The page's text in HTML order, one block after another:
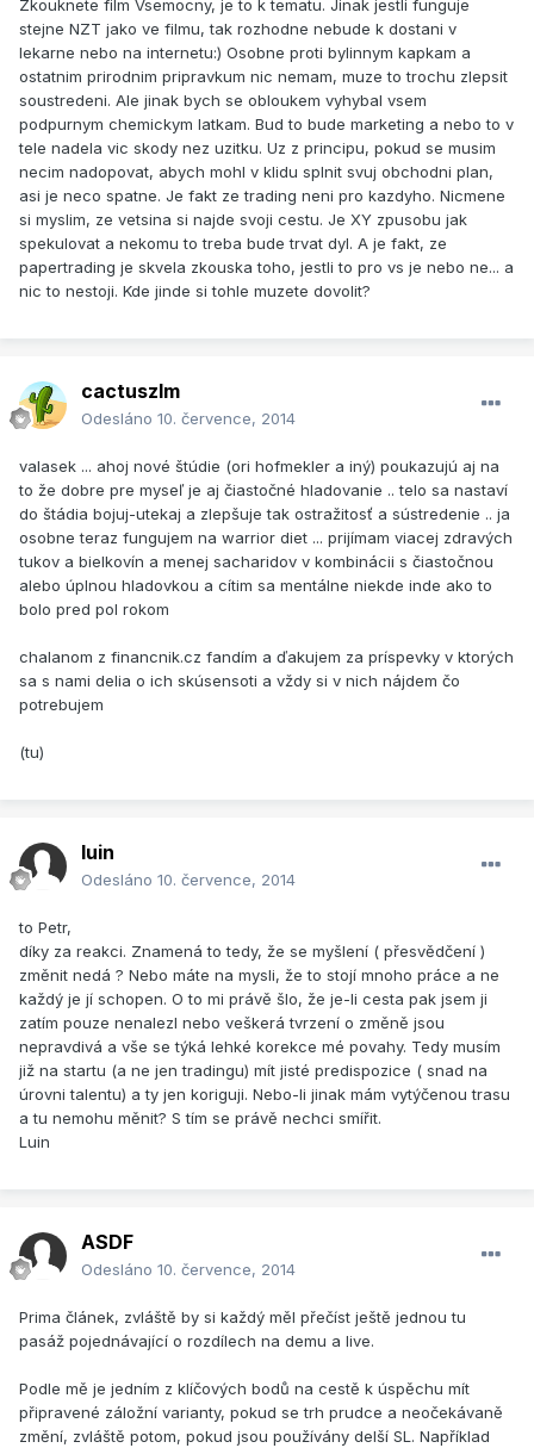
Zkouknete film Vsemocny, je to k tematu. Jinak jestli funguje
stejne NZT jako ve filmu, tak rozhodne nebude k dostani v
lekarne nebo na internetu:) Osobne proti bylinnym kapkam a
ostatnim prirodnim pripravkum nic nemam, muze to trochu zlepsit
soustredeni. Ale jinak bych se obloukem vyhybal vsem
podpurnym chemickym latkam. Bud to bude marketing a nebo to v
tele nadela vic skody nez uzitku. Uz z principu, pokud se musim
necim nadopovat, abych mohl v klidu splnit svuj obchodni plan,
asi je neco spatne. Je fakt ze trading neni pro kazdyho. Nicmene
si myslim, ze vetsina si najde svoji cestu. Je XY zpusobu jak
spekulovat a nekomu to treba bude trvat dyl. A je fakt, ze
papertrading je skvela zkouska toho, jestli to pro vs je nebo ne... a
nic to nestoji. Kde jinde si tohle muzete dovolit?
cactuszlm
Odesláno 10. července, 2014
valasek ... ahoj nové štúdie (ori hofmekler a iný) poukazujú aj na
to že dobre pre myseľ je aj čiastočné hladovanie .. telo sa nastaví
do štádia bojuj-utekaj a zlepšuje tak ostražitosť a sústredenie .. ja
osobne teraz fungujem na warrior diet ... prijímam viacej zdravých
tukov a bielkovín a menej sacharidov v kombinácii s čiastočnou
alebo úplnou hladovkou a cítim sa mentálne niekde inde ako to
bolo pred pol rokom
chalanom z financnik.cz fandím a ďakujem za príspevky v ktorých
sa s nami delia o ich skúsensoti a vždy si v nich nájdem čo
potrebujem
(tu)
luin
Odesláno 10. července, 2014
to Petr,
díky za reakci. Znamená to tedy, že se myšlení ( přesvědčení )
změnit nedá ? Nebo máte na mysli, že to stojí mnoho práce a ne
každý je jí schopen. O to mi právě šlo, že je-li cesta pak jsem ji
zatím pouze nenalezl nebo veškerá tvrzení o změně jsou
nepravdivá a vše se týká lehké korekce mé povahy. Tedy musím
již na startu (a ne jen tradingu) mít jisté predispozice ( snad na
úrovni talentu) a ty jen koriguji. Nebo-li jinak mám vytýčenou trasu
a tu nemohu měnit? S tím se právě nechci smířit.
Luin
ASDF
Odesláno 10. července, 2014
Prima článek, zvláště by si každý měl přečíst ještě jednou tu
pasáž pojednávající o rozdílech na demu a live.
Podle mě je jedním z klíčových bodů na cestě k úspěchu mít
připravené záložní varianty, pokud se trh prudce a neočekávaně
změní, zvláště potom, pokud jsou používány delší SL. Například